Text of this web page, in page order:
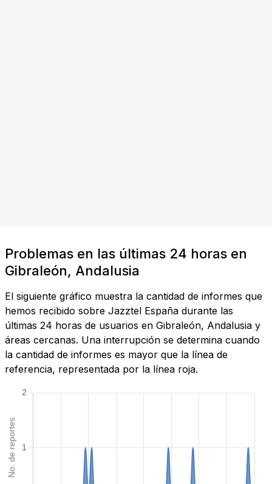
Problemas en las últimas 24 horas en
Gibraleón, Andalusia
El siguiente gráfico muestra la cantidad de informes que
hemos recibido sobre Jazztel España durante las
últimas 24 horas de usuarios en Gibraleón, Andalusia y
áreas cercanas. Una interrupción se determina cuando
la cantidad de informes es mayor que la línea de
referencia, representada por la línea roja.